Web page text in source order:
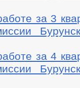
за 3
за 4